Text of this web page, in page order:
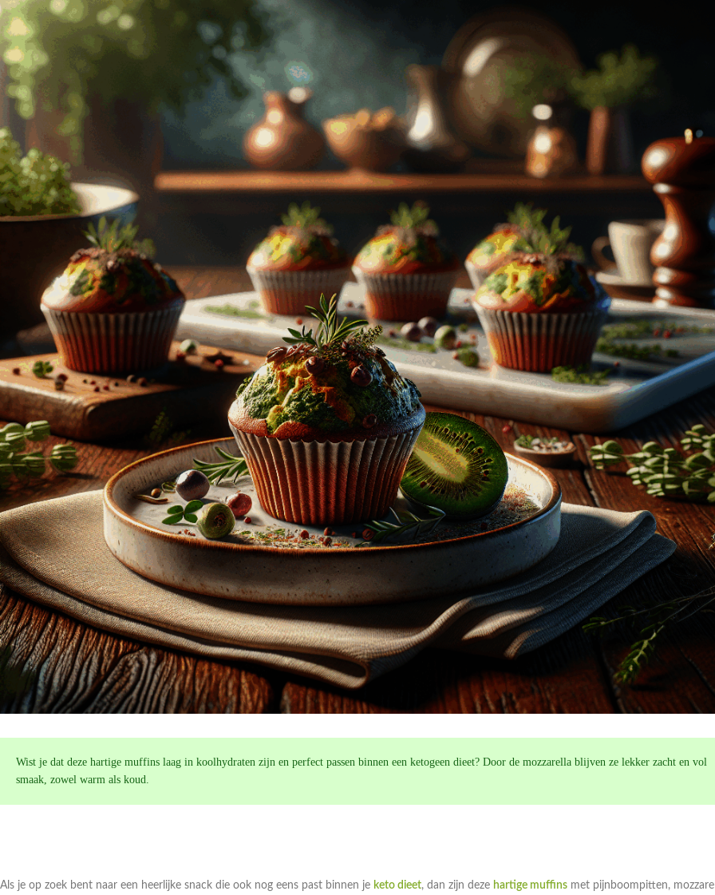
Wist je dat deze hartige muffins laag in koolhydraten zijn en perfect passen binnen een ketogeen dieet? Door de mozzarella blijven ze lekker zacht en vol
smaak, zowel warm als koud.
Als je op zoek bent naar een heerlijke snack die ook nog eens past binnen je keto dieet, dan zijn deze hartige muffins met pijnboompitten,